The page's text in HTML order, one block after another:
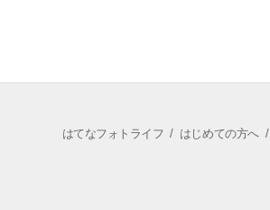
はてなフォトライフ / はじめての方へ/